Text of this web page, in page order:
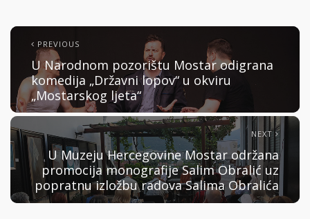
PREVIOUS
U Narodnom pozorištu Mostar odigrana
komedija „Državni lopov“ u okviru
„Mostarskog ljeta“
NEXT
U Muzeju Hercegovine Mostar održana
promocija monografije Salim Obralić uz
popratnu izložbu radova Salima Obralića